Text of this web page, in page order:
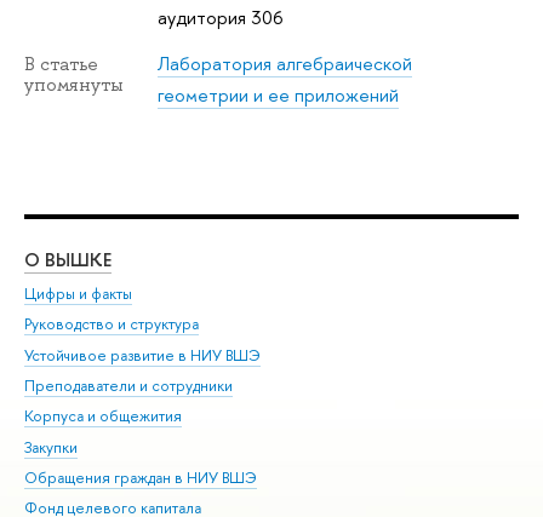
аудитория 306
В статье
упомянуты
Лаборатория алгебраической
геометрии и ее приложений
О ВЫШКЕ
Цифры и факты
Руководство и структура
Устойчивое развитие в НИУ ВШЭ
Преподаватели и сотрудники
Корпуса и общежития
Закупки
Обращения граждан в НИУ ВШЭ
Фонд целевого капитала